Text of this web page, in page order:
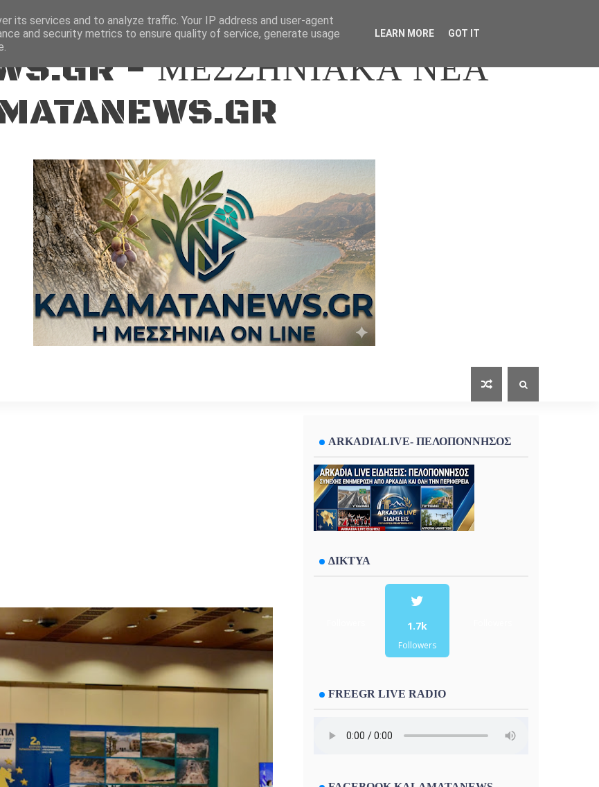
- ΜΕΣΣΗΝΙΑΚΑ ΝΕΑ
ARKADIALIVE- ΠΕΛΟΠΟΝΝΗΣΟΣ
ΔΙΚΤΥΑ
1.7k
Followers
FREEGR LIVE RADIO
its services and to analyze traffic. Your IP address and user-agent
and security metrics to ensure quality of service, generate usage
LEARN MORE GOT IT